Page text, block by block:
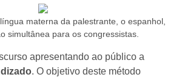
materna da palestrante, o espanhol,
simultânea para os congressistas.
apresentando ao público a
. O objetivo deste método